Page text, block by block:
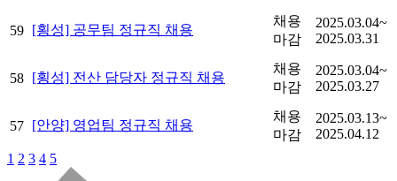
59 [횡성] 공무팀 정규직 채용
채용
마감
2025.03.04~
2025.03.31
58 [횡성] 전산 담당자 정규직 채용
채용
마감
2025.03.04~
2025.03.27
57 [안양] 영업팀 정규직 채용
채용
마감
2025.03.13~
2025.04.12
1 2 3 4 5